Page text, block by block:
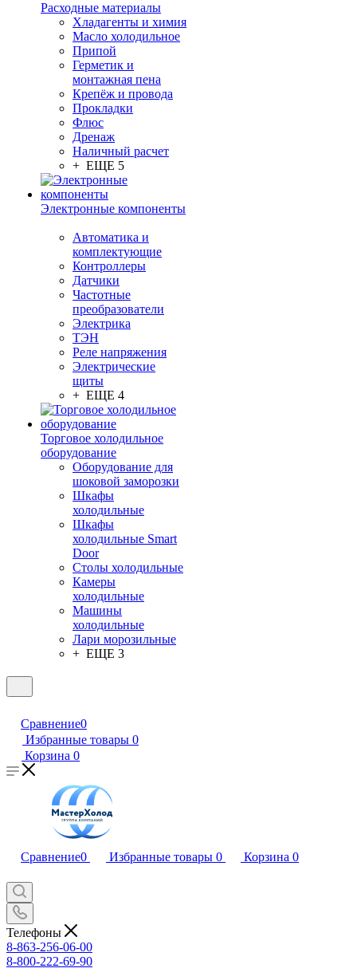
Расходные материалы
Хладагенты и химия
Масло холодильное
Припой
Герметик и
монтажная пена
Крепёж и провода
Прокладки
Флюс
Дренаж
Наличный расчет
+ ЕЩЕ 5
Электронные компоненты
Автоматика и
комплектующие
Контроллеры
Датчики
Частотные
преобразователи
Электрика
ТЭН
Реле напряжения
Электрические
щиты
+ ЕЩЕ 4
Торговое холодильное
оборудование
Оборудование для
шоковой заморозки
Шкафы
холодильные
Шкафы
холодильные Smart
Door
Столы холодильные
Камеры
холодильные
Машины
холодильные
Лари морозильные
+ ЕЩЕ 3
Сравнение0
Избранные товары 0
Корзина 0
Сравнение0 Избранные товары 0 Корзина 0
Телефоны
8-863-256-06-00
8-800-222-69-90